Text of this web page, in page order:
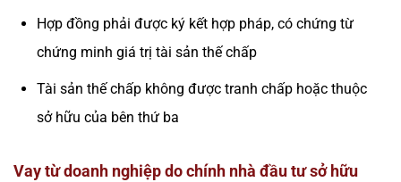
Hợp đồng phải được ký kết hợp pháp, có chứng từ
chứng minh giá trị tài sản thế chấp
Tài sản thế chấp không được tranh chấp hoặc thuộc
sở hữu của bên thứ ba
Vay từ doanh nghiệp do chính nhà đầu tư sở hữu